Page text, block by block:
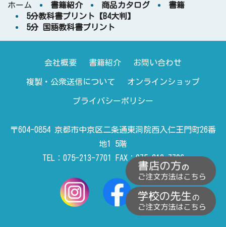
ホーム 書籍紹介 商品カタログ
書籍
5分教科書プリント【B4大判】
5分 国語教科書プリント
会社概要 書籍紹介 お問い合わせ
複製・公衆送信について オンラインショップ
プライバシーポリシー
〒604-0854 京都市中京区二条通東洞院西入仁王門町26番
地1 5階
TEL：075-213-7701 FAX：075-213-7706